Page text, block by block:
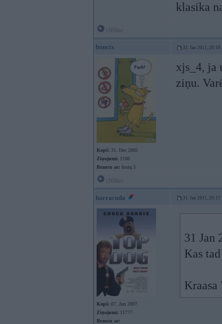
klasika
buncix 31. Jan 2011, 20:10
Kopš: 31. Dec 2005
Ziņojumi: 1160
Braucu ar: Ioniq 5
xjs_4, ja
ziņu.
barracuda 31. Jan 2011, 20:17
Kopš: 07. Jun 2007
Ziņojumi: 11777
Braucu ar:
31 Jan
Kas